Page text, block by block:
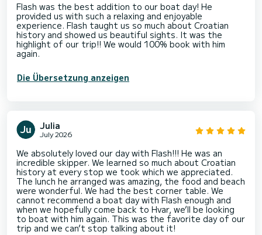
Flash was the best addition to our boat day! He
provided us with such a relaxing and enjoyable
experience. Flash taught us so much about Croatian
history and showed us beautiful sights. It was the
highlight of our trip!! We would 100% book with him
again.
Die Übersetzung anzeigen
Julia
July 2026
We absolutely loved our day with Flash!!! He was an
incredible skipper. We learned so much about Croatian
history at every stop we took which we appreciated.
The lunch he arranged was amazing, the food and beach
were wonderful. We had the best corner table. We
cannot recommend a boat day with Flash enough and
when we hopefully come back to Hvar, we’ll be looking
to boat with him again. This was the favorite day of our
trip and we can’t stop talking about it!